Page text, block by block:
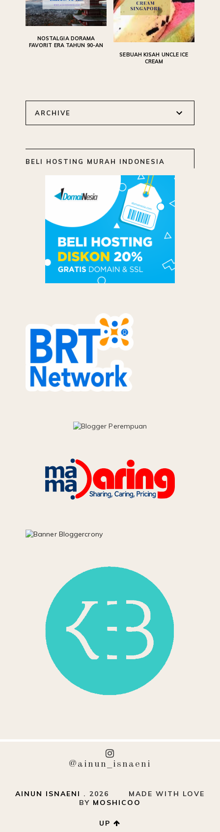
NOSTALGIA DORAMA
FAVORIT ERA TAHUN 90-AN
SEBUAH KISAH UNCLE ICE
CREAM
ARCHIVE
BELI HOSTING MURAH INDONESIA
@ainun_isnaeni
AINUN ISNAENI . 2026
MADE WITH LOVE
BY MOSHICOO
UP